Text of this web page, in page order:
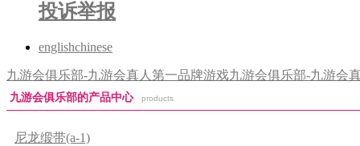
投诉举报
englishchinese
九游会俱乐部-九游会真人第一品牌游戏九游会俱乐部-九游会
九游会俱乐部的产品中心 products
尼龙缎带(a-1)